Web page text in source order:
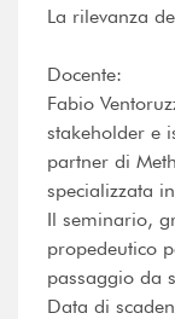
La rilevanza
Docente:
Fabio
stakeholder e
partner di
specializzata
Il seminario,
propedeutico
passaggio da
Data di